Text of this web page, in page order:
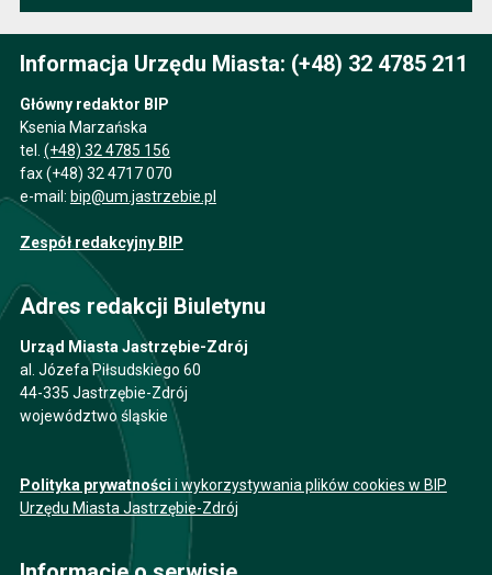
Informacja Urzędu Miasta: (+48) 32 4785 211
Główny redaktor BIP
Ksenia Marzańska
tel. (+48) 32 4785 156
fax (+48) 32 4717 070
e-mail: bip@um.jastrzebie.pl
Zespół redakcyjny BIP
Adres redakcji Biuletynu
Urząd Miasta Jastrzębie-Zdrój
al. Józefa Piłsudskiego 60
44-335 Jastrzębie-Zdrój
województwo śląskie
Polityka prywatności i wykorzystywania plików cookies w BIP
Urzędu Miasta Jastrzębie-Zdrój